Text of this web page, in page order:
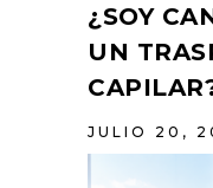
¿SOY
UN
JULIO 20,